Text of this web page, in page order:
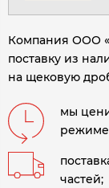
Компания ООО
поставку из
на щековую
мы
режиме
частей;